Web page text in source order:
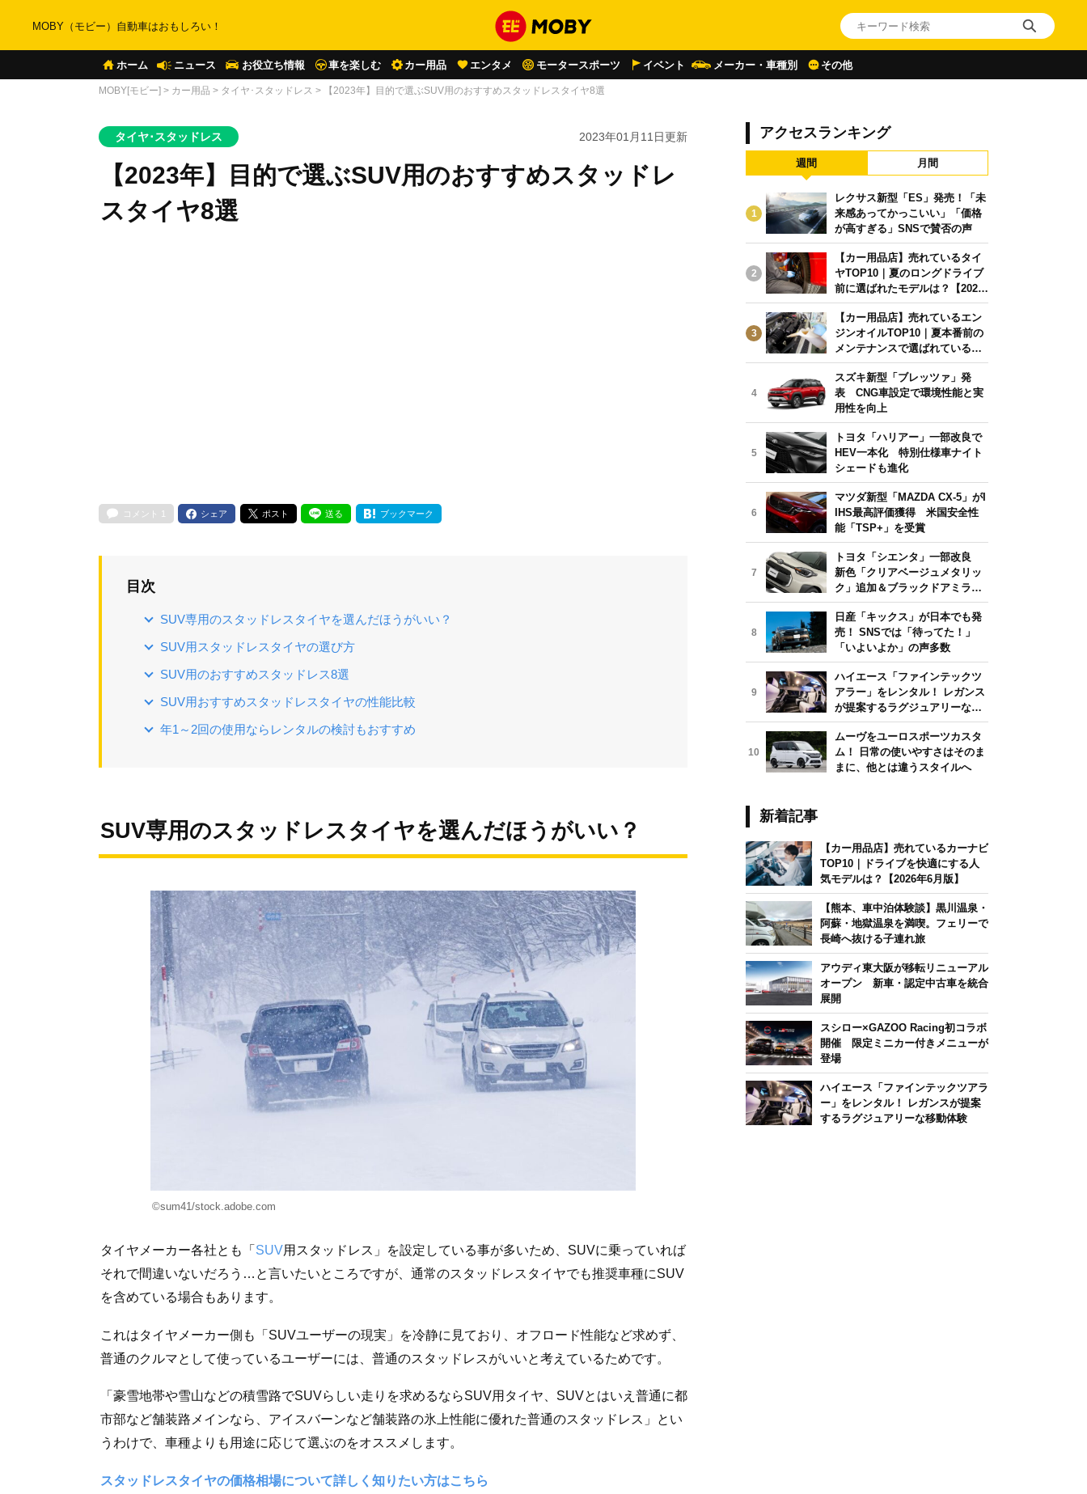
MOBY（モビー）自動車はおもしろい！
ホーム ニュース お役立ち情報 車を楽しむ カー用品 エンタメ モータースポーツ イベント メーカー・車種別 その他
MOBY[モビー] > カー用品 > タイヤ･スタッドレス > 【2023年】目的で選ぶSUV用のおすすめスタッドレスタイヤ8選
タイヤ･スタッドレス 2023年01月11日更新
【2023年】目的で選ぶSUV用のおすすめスタッドレ
スタイヤ8選
コメント 1 シェア ポスト 送る ブックマーク
目次
SUV専用のスタッドレスタイヤを選んだほうがいい？
SUV用スタッドレスタイヤの選び方
SUV用のおすすめスタッドレス8選
SUV用おすすめスタッドレスタイヤの性能比較
年1～2回の使用ならレンタルの検討もおすすめ
SUV専用のスタッドレスタイヤを選んだほうがいい？
©sum41/stock.adobe.com
タイヤメーカー各社とも「SUV用スタッドレス」を設定している事が多いため、SUVに乗っていれば
それで間違いないだろう…と言いたいところですが、通常のスタッドレスタイヤでも推奨車種にSUV
を含めている場合もあります。
これはタイヤメーカー側も「SUVユーザーの現実」を冷静に見ており、オフロード性能など求めず、
普通のクルマとして使っているユーザーには、普通のスタッドレスがいいと考えているためです。
「豪雪地帯や雪山などの積雪路でSUVらしい走りを求めるならSUV用タイヤ、SUVとはいえ普通に都
市部など舗装路メインなら、アイスバーンなど舗装路の氷上性能に優れた普通のスタッドレス」とい
うわけで、車種よりも用途に応じて選ぶのをオススメします。
スタッドレスタイヤの価格相場について詳しく知りたい方はこちら
アクセスランキング
週間 月間
1
レクサス新型「ES」発売！「未
来感あってかっこいい」「価格
が高すぎる」SNSで賛否の声
2
【カー用品店】売れているタイ
ヤTOP10｜夏のロングドライブ
前に選ばれたモデルは？【2026
年6月版】
3
【カー用品店】売れているエン
ジンオイルTOP10｜夏本番前の
メンテナンスで選ばれている人
気モデルは？【2026年6月版】
4
スズキ新型「ブレッツァ」発
表 CNG車設定で環境性能と実
用性を向上
5
トヨタ「ハリアー」一部改良で
HEV一本化 特別仕様車ナイト
シェードも進化
6
マツダ新型「MAZDA CX-5」がI
IHS最高評価獲得 米国安全性
能「TSP+」を受賞
7
トヨタ「シエンタ」一部改良
新色「クリアベージュメタリッ
ク」追加＆ブラックドアミラー
採用
8
日産「キックス」が日本でも発
売！ SNSでは「待ってた！」
「いよいよか」の声多数
9
ハイエース「ファインテックツ
アラー」をレンタル！ レガンス
が提案するラグジュアリーな移
動体験
10
ムーヴをユーロスポーツカスタ
ム！ 日常の使いやすさはそのま
まに、他とは違うスタイルへ
新着記事
【カー用品店】売れているカーナビ
TOP10｜ドライブを快適にする人
気モデルは？【2026年6月版】
【熊本、車中泊体験談】黒川温泉・
阿蘇・地獄温泉を満喫。フェリーで
長崎へ抜ける子連れ旅
アウディ東大阪が移転リニューアル
オープン 新車・認定中古車を統合
展開
スシロー×GAZOO Racing初コラボ
開催 限定ミニカー付きメニューが
登場
ハイエース「ファインテックツアラ
ー」をレンタル！ レガンスが提案
するラグジュアリーな移動体験